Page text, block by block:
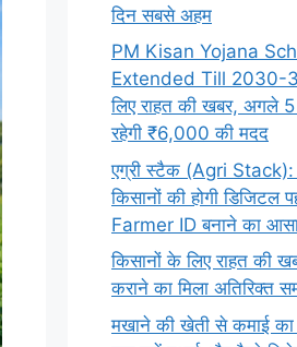
दिन सबसे अहम
PM Kisan Yojana
Extended Till 2030-
लिए राहत की खबर, अगले
रहेगी ₹6,000 की मदद
एग्री स्टैक (Agri Stack):
किसानों की होगी डिजिटल
Farmer ID बनाने का
किसानों के लिए राहत की
कराने का मिला अतिरिक्त
मखाने की खेती से कमाई का